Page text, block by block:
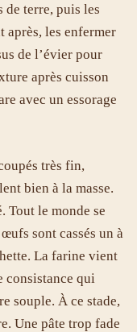
de terre, puis les
après, les enfermer
de l’évier pour
après cuisson
avec un essorage
très fin,
bien à la masse.
Tout le monde se
sont cassés un à
La farine vient
consistance qui
souple. À ce stade,
Une pâte trop fade